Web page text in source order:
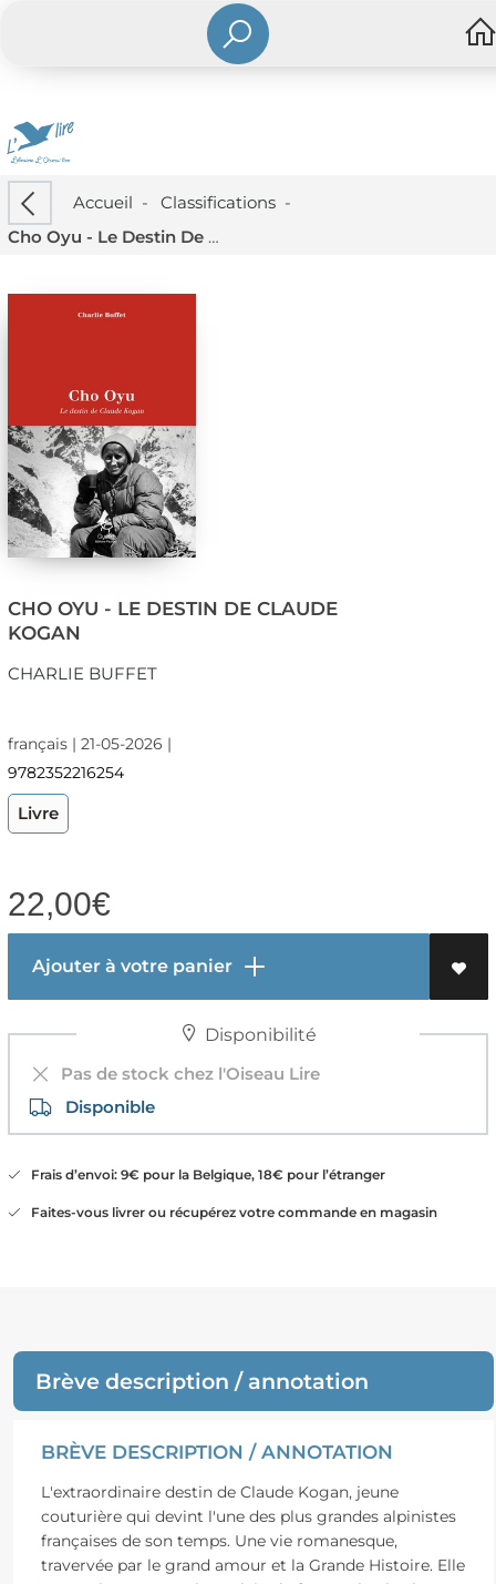
Accueil - Classifications-
Cho Oyu - Le Destin De Claude Kogan
CHO OYU - LE DESTIN DE CLAUDE
KOGAN
CHARLIE BUFFET
français | 21-05-2026 |
9782352216254
Livre
22,00€
Ajouter à votre panier
Disponibilité
Pas de stock chez l'Oiseau Lire
Disponible
Frais d’envoi: 9€ pour la Belgique, 18€ pour l’étranger
Faites-vous livrer ou récupérez votre commande en magasin
Brève description / annotation
BRÈVE DESCRIPTION / ANNOTATION
L'extraordinaire destin de Claude Kogan, jeune
couturière qui devint l'une des plus grandes alpinistes
françaises de son temps. Une vie romanesque,
travervée par le grand amour et la Grande Histoire. Elle